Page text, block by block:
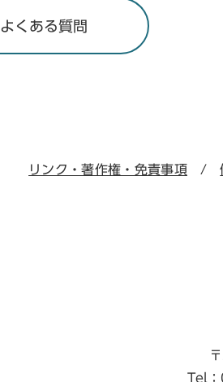
よくある質問
リンク・著作権・免責事項
Tel